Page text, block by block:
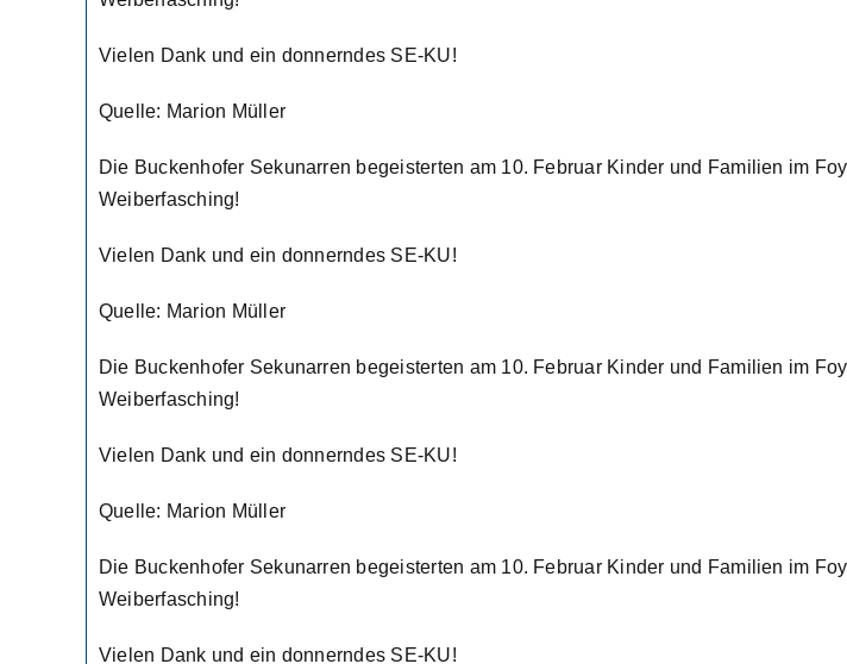
Vielen Dank und ein donnerndes SE-KU!
Quelle: Marion Müller
Die Buckenhofer Sekunarren begeisterten am 10. Februar Kinder und Familien im
Weiberfasching!
Vielen Dank und ein donnerndes SE-KU!
Quelle: Marion Müller
Die Buckenhofer Sekunarren begeisterten am 10. Februar Kinder und Familien im
Weiberfasching!
Vielen Dank und ein donnerndes SE-KU!
Quelle: Marion Müller
Die Buckenhofer Sekunarren begeisterten am 10. Februar Kinder und Familien im
Weiberfasching!
Vielen Dank und ein donnerndes SE-KU!